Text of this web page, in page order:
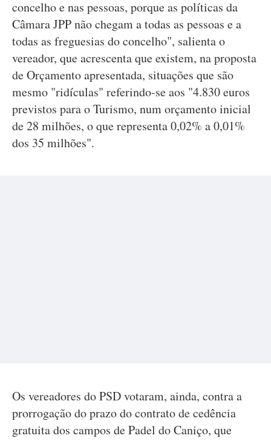
concelho e nas pessoas, porque as políticas da
Câmara JPP não chegam a todas as pessoas e a
todas as freguesias do concelho", salienta o
vereador, que acrescenta que existem, na proposta
de Orçamento apresentada, situações que são
mesmo "ridículas" referindo-se aos "4.830 euros
previstos para o Turismo, num orçamento inicial
de 28 milhões, o que representa 0,02% a 0,01%
dos 35 milhões".
Os vereadores do PSD votaram, ainda, contra a
prorrogação do prazo do contrato de cedência
gratuita dos campos de Padel do Caniço, que